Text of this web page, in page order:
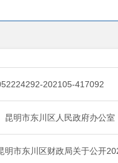
202105-417092
昆明市东川区人民政府办公室
明市东川区财政局关于公开